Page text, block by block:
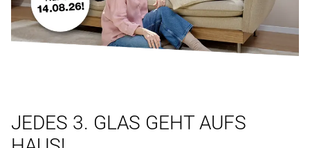
JEDES 3. GLAS GEHT AUFS